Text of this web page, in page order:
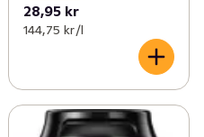
28,95 kr
144,75 kr /l